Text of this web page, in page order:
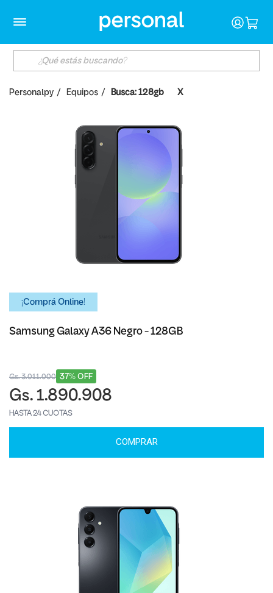
Personalpy Equipos Busca: 128gb X
¡Comprá Online!
Samsung Galaxy A36 Negro - 128GB
37% OFF
Gs. 3.011.000
Gs. 1.890.908
HASTA 24 CUOTAS
COMPRAR